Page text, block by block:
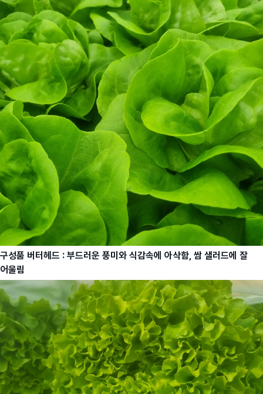
구성품 버터헤드 : 부드러운 풍미와 식감속에 아삭함, 쌈 샐러드에 잘
어울림